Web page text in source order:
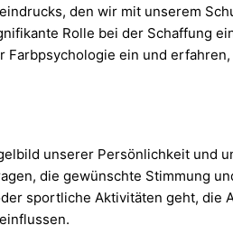
den wir mit unserem
Rolle bei der Schaffung
Farbpsychologie ein und
unserer Persönlichkeit und
die gewünschte Stimmung
sportliche Aktivitäten geht, die